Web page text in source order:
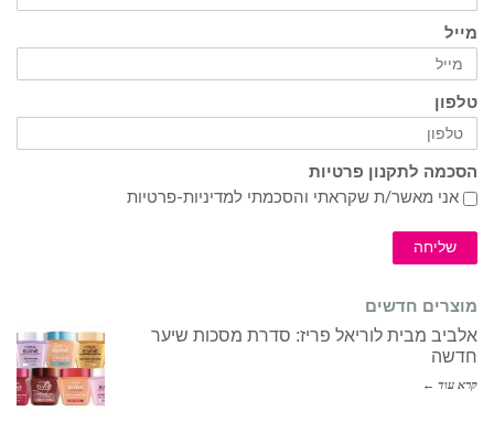
מייל
טלפון
הסכמה לתקנון פרטיות
אני מאשר/ת שקראתי והסכמתי למדיניות-פרטיות
שליחה
מוצרים חדשים
אלביב מבית לוריאל פריז: סדרת מסכות שיער
חדשה
קרא עוד ←